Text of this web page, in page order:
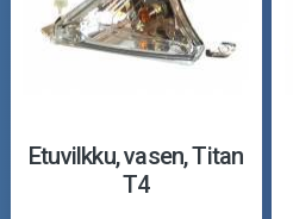
Etuvilkku, vasen, Titan
T4